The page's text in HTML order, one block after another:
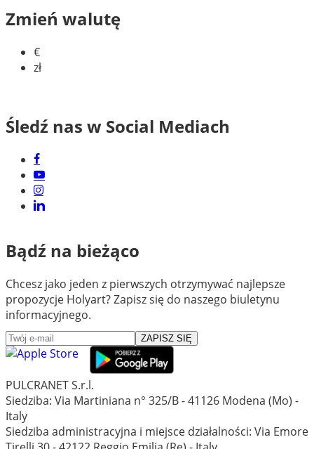
Zmień walutę
€
zł
Śledź nas w Social Mediach
Bądź na bieżąco
Chcesz jako jeden z pierwszych otrzymywać najlepsze
propozycje Holyart? Zapisz się do naszego biuletynu
informacyjnego.
ZAPISZ SIĘ
PULCRANET S.r.l.
Siedziba: Via Martiniana n° 325/B - 41126 Modena (Mo) -
Italy
Siedziba administracyjna i miejsce działalności: Via Emore